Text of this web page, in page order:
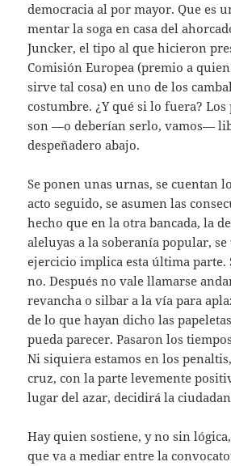
democracia al por mayor. Que es
mentar la soga en casa del
Juncker, el tipo al que hicieron
Comisión Europea (premio a
sirve tal cosa) en uno de los
costumbre. ¿Y qué si lo fuera?
son —o deberían serlo, vamos—
despeñadero abajo.
Se ponen unas urnas, se cuentan
acto seguido, se asumen las
hecho que en la otra bancada, la
aleluyas a la soberanía popular,
ejercicio implica esta última parte.
no. Después no vale llamarse
revancha o silbar a la vía para
de lo que hayan dicho las
pueda parecer. Pasaron los
Ni siquiera estamos en los
cruz, con la parte levemente
lugar del azar, decidirá la
Hay quien sostiene, y no sin
que va a mediar entre la